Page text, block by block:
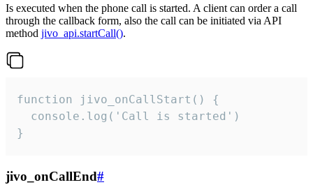
Is executed when the phone call is started. A client can order a call
through the callback form, also the call can be initiated via API
method jivo_api.startCall().
function jivo_onCallStart() {
  console.log('Call is started')
}
jivo_onCallEnd#